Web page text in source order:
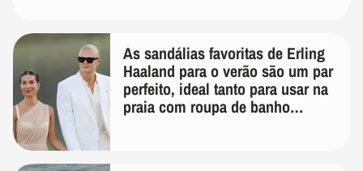
As sandálias favoritas de Erling
Haaland para o verão são um par
perfeito, ideal tanto para usar na
praia com roupa de banho